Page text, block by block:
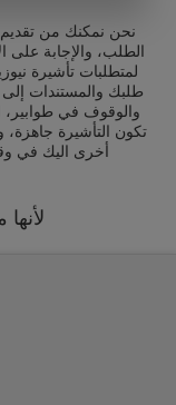
نحن نمكنك من تقديم
الطلب، والإجابة على
لمتطلبات تأشيرة
طلبك والمستندات
والوقوف في طوابير،
تكون التأشيرة
أخرى اليك في